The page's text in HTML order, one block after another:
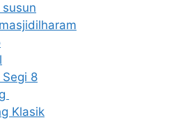
8
Klasik